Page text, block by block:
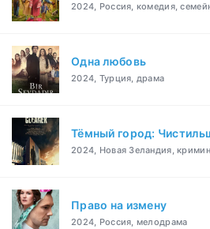
2024, Россия, комедия,
Одна любовь
2024, Турция, драма
Тёмный город:
2024, Новая Зеландия,
Право на измену
2024, Россия, мелодрама